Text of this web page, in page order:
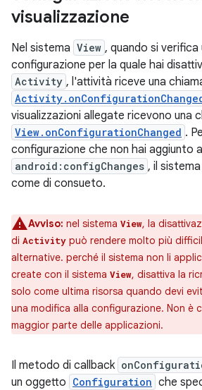
visualizzazione
Nel sistema View , quando si verifica
configurazione per la quale hai
Activity , l'attività riceve una
visualizzazioni allegate ricevono una
View.onConfigurationChanged .
configurazione che non hai aggiunto a
android:configChanges , il
come di consueto.
Avviso: nel sistema View, la
di Activity può rendere molto più
alternative. perché il sistema non li
create con il sistema View, disattiva la
solo come ultima risorsa quando devi
una modifica alla configurazione. Non è
maggior parte delle applicazioni.
Il metodo di callback
un oggetto Configuration che